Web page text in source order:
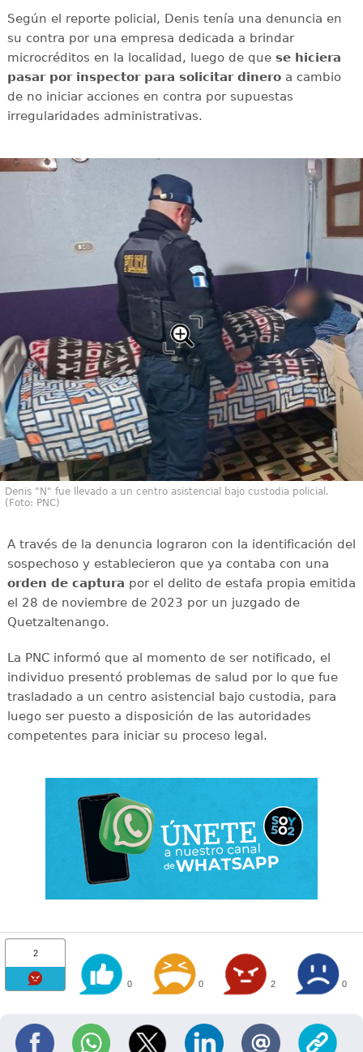
Según el reporte policial, Denis tenía una denuncia en
su contra por una empresa dedicada a brindar
microcréditos en la localidad, luego de que se hiciera
pasar por inspector para solicitar dineroa cambio
de no iniciar acciones en contra por supuestas
irregularidades administrativas.
Denis "N" fue llevado a un centro asistencial bajo custodia policial.
(Foto: PNC)
A través de la denuncia lograron con la identificación del
sospechoso y establecieron que ya contaba con una
orden de captura por el delito de estafa propia emitida
el 28 de noviembre de 2023 por un juzgado de
Quetzaltenango.
La PNC informó que al momento de ser notificado, el
individuo presentó problemas de salud por lo que fue
trasladado a un centro asistencial bajo custodia, para
luego ser puesto a disposición de las autoridades
competentes para iniciar su proceso legal.
2
0 0 2 0